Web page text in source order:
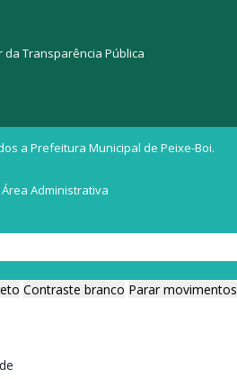
da Transparência Pública
a Prefeitura Municipal de Peixe-Boi.
Administrativa
Contraste branco Parar movimentos